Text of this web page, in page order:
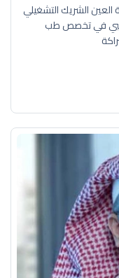
العين الشريك التشغيلي
في تخصص طب